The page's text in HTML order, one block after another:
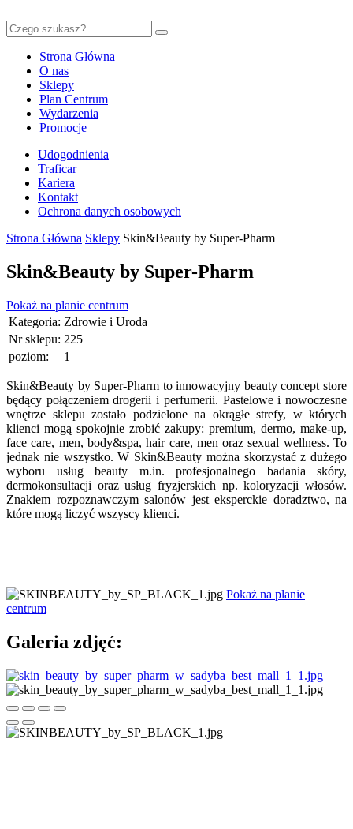
Strona Główna
O nas
Sklepy
Plan Centrum
Wydarzenia
Promocje
Udogodnienia
Traficar
Kariera
Kontakt
Ochrona danych osobowych
Strona Główna Sklepy Skin&Beauty by Super-Pharm
Skin&Beauty by Super-Pharm
Pokaż na planie centrum
Kategoria: Zdrowie i Uroda
Nr sklepu: 225
poziom:
1
Skin&Beauty by Super-Pharm to innowacyjny beauty concept store
będący połączeniem drogerii i perfumerii. Pastelowe i nowoczesne
wnętrze sklepu zostało podzielone na okrągłe strefy, w których
klienci mogą spokojnie zrobić zakupy: premium, dermo, make-up,
face care, men, body&spa, hair care, men oraz sexual wellness. To
jednak nie wszystko. W Skin&Beauty można skorzystać z dużego
wyboru usług beauty m.in. profesjonalnego badania skóry,
dermokonsultacji oraz usług fryzjerskich np. koloryzacji włosów.
Znakiem rozpoznawczym salonów jest eksperckie doradztwo, na
które mogą liczyć wszyscy klienci.
Pokaż na planie
centrum
Galeria zdjęć: